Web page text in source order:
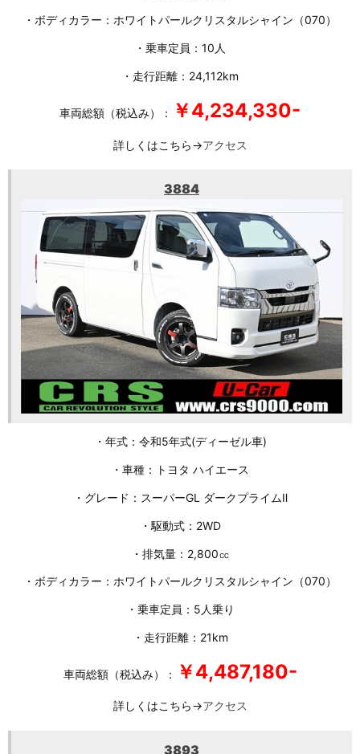
・ボディカラー：ホワイトパールクリスタルシャイン（070）
・乗車定員：10人
・走行距離：24,112km
車両総額（税込み）： ￥4,234,330-
詳しくはこちら→アクセス
3884
・年式：令和5年式(ディーゼル車)
・車種：トヨタ ハイエース
・グレード：スーパーGL ダークプライムⅡ
・駆動式：2WD
・排気量：2,800㏄
・ボディカラー：ホワイトパールクリスタルシャイン（070）
・乗車定員：5人乗り
・走行距離：21km
車両総額（税込み）： ￥4,487,180-
詳しくはこちら→アクセス
3893